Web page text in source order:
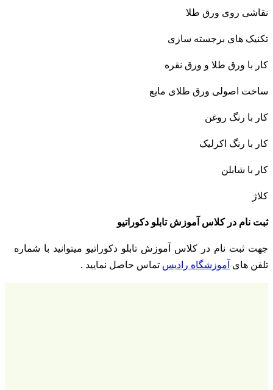
نقاشی روی ورق طلا
تکنیک های برجسته سازی
کار با ورق طلا و ورق نقره
ساخت اصولی ورق طلای مایع
کار با رنگ روغن
کار با رنگ اکرلیک
کار با شابلن
کلاژ
ثبت نام در کلاس آموزش تابلو دکوراتیو
جهت ثبت نام در کلاس آموزش تابلو دکوراتیو میتوانید با شماره
تلفن های آموزشگاه رادیس تماس حاصل نمایید .